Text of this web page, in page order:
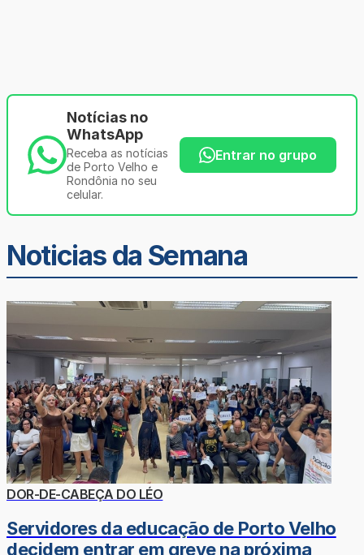
Notícias no
WhatsApp
Receba as notícias
de Porto Velho e
Rondônia no seu
celular.
Entrar no grupo
Noticias da Semana
DOR-DE-CABEÇA DO LÉO
Servidores da educação de Porto Velho
decidem entrar em greve na próxima